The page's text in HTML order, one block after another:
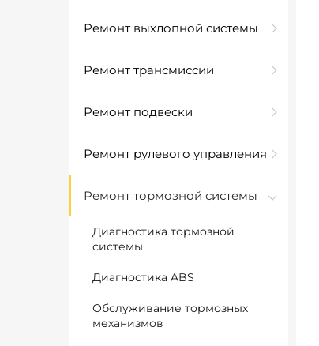
Ремонт выхлопной системы
Ремонт трансмиссии
Ремонт подвески
Ремонт рулевого управления
Ремонт тормозной системы
Диагностика тормозной
системы
Диагностика ABS
Обслуживание тормозных
механизмов